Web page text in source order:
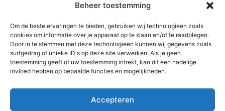
Beheer toestemming
Om de beste ervaringen te bieden, gebruiken wij technologieën zoals
cookies om informatie over je apparaat op te slaan en/of te raadplegen.
Door in te stemmen met deze technologieën kunnen wij gegevens zoals
surfgedrag of unieke ID's op deze site verwerken. Als je geen
toestemming geeft of uw toestemming intrekt, kan dit een nadelige
invloed hebben op bepaalde functies en mogelijkheden.
Accepteren